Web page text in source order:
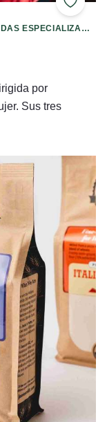
Añadir
TIENDAS ESPECIALIZADAS
por
Sus tres